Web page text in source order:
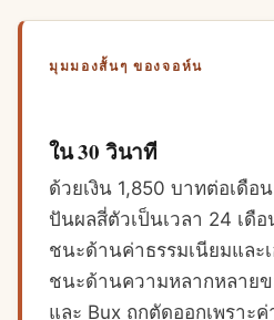
มุมมองสั้นๆ ของจอห์น
ใน 30 วินาที
ด้วยเงิน 1,850 บาทต่อเดื
ปันผลสี่ตัวเป็นเวลา 24 เดื
ชนะด้านค่าธรรมเนียมและ
ชนะด้านความหลากหลายข
และ Bux ถูกตัดออกเพราะ